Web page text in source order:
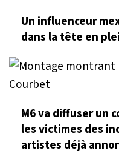
Un influenceur
dans la tête en
M6 va diffuser un
les victimes des
artistes déjà